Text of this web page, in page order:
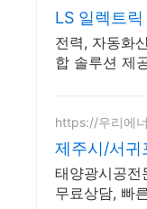
LS 일렉트
지 글로벌
전력, 자동화
합 솔루션 제
https://우리에
제주시/서
4295
태양광시공전
무료상담, 빠